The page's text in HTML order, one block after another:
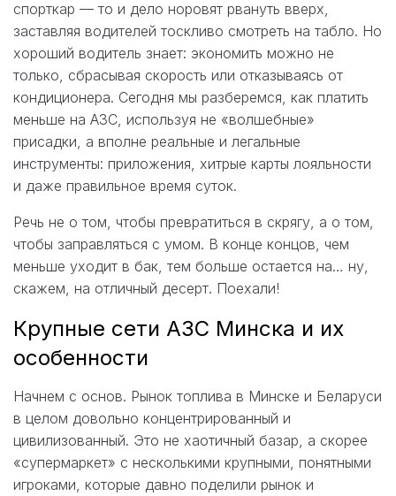
спорткар — то и дело норовят рвануть вверх,
заставляя водителей тоскливо смотреть на табло. Но
хороший водитель знает: экономить можно не
только, сбрасывая скорость или отказываясь от
кондиционера. Сегодня мы разберемся, как платить
меньше на АЗС, используя не «волшебные»
присадки, а вполне реальные и легальные
инструменты: приложения, хитрые карты лояльности
и даже правильное время суток.
Речь не о том, чтобы превратиться в скрягу, а о том,
чтобы заправляться с умом. В конце концов, чем
меньше уходит в бак, тем больше остается на… ну,
скажем, на отличный десерт. Поехали!
Крупные сети АЗС Минска и их
особенности
Начнем с основ. Рынок топлива в Минске и Беларуси
в целом довольно концентрированный и
цивилизованный. Это не хаотичный базар, а скорее
«супермаркет» с несколькими крупными, понятными
игроками, которые давно поделили рынок и